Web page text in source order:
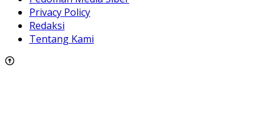
Privacy Policy
Redaksi
Tentang Kami